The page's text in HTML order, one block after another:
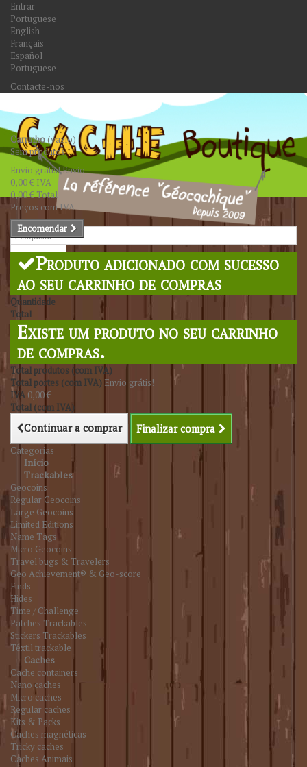
Entrar
Portuguese
English
Français
Español
Portuguese
Contacte-nos
Pesquisar
Carrinho(vazio)
Sem produtos
Envio grátis!Envio
0,00 € IVA
0,00 €Total
Preços com IVA
Encomendar
Produto adicionado com sucesso
ao seu carrinho de compras
Quantidade
Total
Existe um produto no seu carrinho
de compras.
Total produtos (com IVA)
Total portes (com IVA) Envio grátis!
IVA 0,00 €
Total (com IVA)
Continuar a comprar Finalizar compra
Categorias
Início
Trackables
Geocoins
Regular Geocoins
Large Geocoins
Limited Editions
Name Tags
Micro Geocoins
Travel bugs & Travelers
Geo Achievement® & Geo-score
Finds
Hides
Time / Challenge
Patches Trackables
Stickers Trackables
Têxtil trackable
Caches
Cache containers
Nano caches
Micro caches
Regular caches
Kits & Packs
Caches magnéticas
Tricky caches
Caches Animais